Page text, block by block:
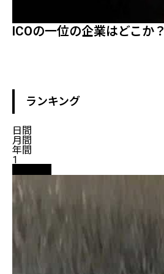
ICOの一位の企業はどこか？
ランキング
日間
月間
年間
1